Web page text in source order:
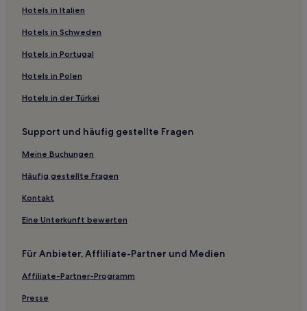
Hotels in Italien
Hotels in Schweden
Hotels in Portugal
Hotels in Polen
Hotels in der Türkei
Support und häufig gestellte Fragen
Meine Buchungen
Häufig gestellte Fragen
Kontakt
Eine Unterkunft bewerten
Für Anbieter, Affliliate-Partner und Medien
Affiliate-Partner-Programm
Presse